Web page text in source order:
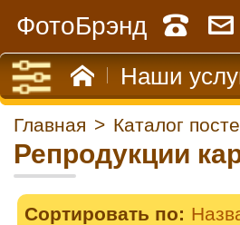
ФотоБрэнд
Наши
Главная > Каталог
Репродукции
Сортировать по: